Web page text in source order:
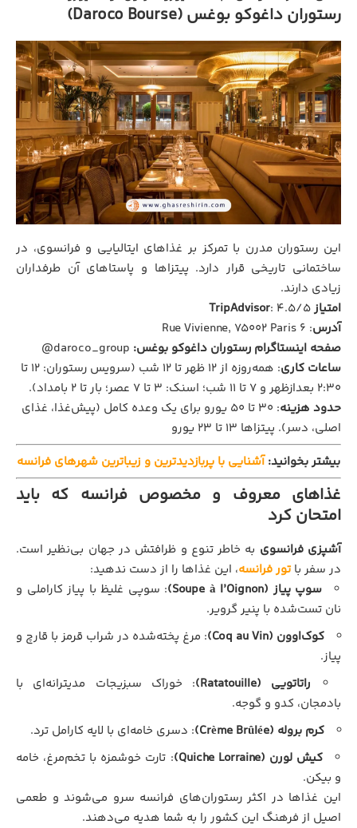
رستوران داغوکو بوغس (Daroco Bourse)
این رستوران مدرن با تمرکز بر غذاهای ایتالیایی و فرانسوی، در
ساختمانی تاریخی قرار دارد. پیتزاها و پاستاهای آن طرفداران
زیادی دارند.
امتیاز TripAdvisor: ۴.۵/۵
آدرس: ۶ Rue Vivienne, 75002 Paris
صفحه اینستاگرام رستوران داغوکو بوغس: daroco_group@
ساعات کاری
: همه‌روزه از ۱۲ ظهر تا ۱۲ شب (سرویس رستوران: ۱۲ تا
۲:۳۰ بعدازظهر و ۷ تا ۱۱ شب؛ اسنک: ۳ تا ۷ عصر؛ بار تا ۲ بامداد).
حدود هزینه
: ۳۰ تا ۵۰ یورو برای یک وعده کامل (پیش‌غذا، غذای
اصلی، دسر). پیتزاها ۱۳ تا ۲۳ یورو
بیشتر بخوانید:آشنایی با پربازدیدترین و زیباترین شهرهای فرانسه
غذاهای معروف و مخصوص فرانسه که باید
امتحان کرد
آشپزی فرانسوی به خاطر تنوع و ظرافتش در جهان بی‌نظیر است.
در سفر با تور فرانسه، این غذاها را از دست ندهید:
سوپ پیاز (Soupe à l’Oignon)
: سوپی غلیظ با پیاز کاراملی و
نان تست‌شده با پنیر گرویر.
کوک‌او‌ون (Coq au Vin)
: مرغ پخته‌شده در شراب قرمز با قارچ و
پیاز.
راتاتویی (Ratatouille)
: خوراک سبزیجات مدیترانه‌ای با
بادمجان، کدو و گوجه.
کرم بروله (Crème Brûlée)
: دسری خامه‌ای با لایه کارامل ترد.
کیش لورن (Quiche Lorraine)
: تارت خوشمزه با تخم‌مرغ، خامه
و بیکن.
این غذاها در اکثر رستوران‌های فرانسه سرو می‌شوند و طعمی
اصیل از فرهنگ این کشور را به شما هدیه می‌دهند.